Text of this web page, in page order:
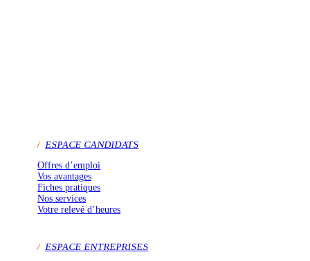
/ ESPACE CANDIDATS
Offres d’emploi
Vos avantages
Fiches pratiques
Nos services
Votre relevé d’heures
/ ESPACE ENTREPRISES